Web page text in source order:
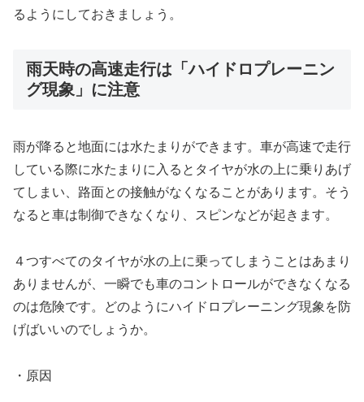
るようにしておきましょう。
雨天時の高速走行は「ハイドロプレーニン
グ現象」に注意
雨が降ると地面には水たまりができます。車が高速で走行
している際に水たまりに入るとタイヤが水の上に乗りあげ
てしまい、路面との接触がなくなることがあります。そう
なると車は制御できなくなり、スピンなどが起きます。
４つすべてのタイヤが水の上に乗ってしまうことはあまり
ありませんが、一瞬でも車のコントロールができなくなる
のは危険です。どのようにハイドロプレーニング現象を防
げばいいのでしょうか。
・原因